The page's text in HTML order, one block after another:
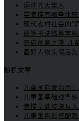
运动的火柴人
学素描有哪些比
现代农村社会的“
硬笔书法临摹字
开启创意之旅 儿
画好人物头假后
随机文章
儿童画启蒙指南
儿童画基础线条
素描基础技法从
儿童画色彩搭配